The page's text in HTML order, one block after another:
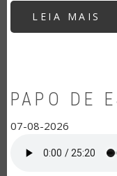
LEIA MAIS
-
PAPO DE
07-08-2026